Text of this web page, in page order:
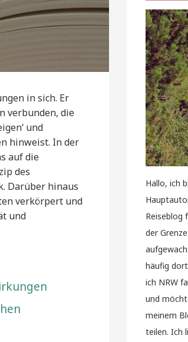
in sich. Er
verbunden, die
und
hinweist. In der
auf die
des
Darüber hinaus
verkörpert und
und
Hallo, ich
Reiseblog
der
häufig
ich NRW
und
meinem
teilen. Ich